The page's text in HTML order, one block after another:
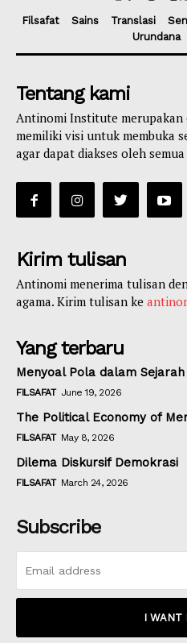
Filsafat Sains Translasi
Urundana
Tentang kami
Antinomi Institute merupakan
memiliki visi untuk membuka
agar dapat diakses oleh
Kirim tulisan
Antinomi menerima tulisan
agama. Kirim tulisan ke
Yang terbaru
Menyoal Pola dalam Sejarah
FILSAFAT June 19, 2026
The Political Economy of
FILSAFAT May 8, 2026
Dilema Diskursif Demokrasi
FILSAFAT March 24, 2026
Subscribe
I WANT